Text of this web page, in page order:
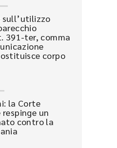
sull’utilizzo
391-ter, comma
corpo
la Corte
un
contro la